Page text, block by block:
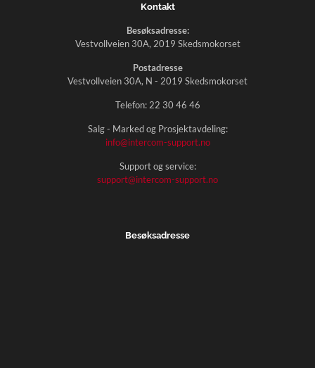
Kontakt
Besøksadresse:
Vestvollveien 30A, 2019 Skedsmokorset
Postadresse
Vestvollveien 30A, N - 2019 Skedsmokorset
Telefon: 22 30 46 46
Salg - Marked og Prosjektavdeling:
info@intercom-support.no
Support og service:
support@intercom-support.no
Besøksadresse